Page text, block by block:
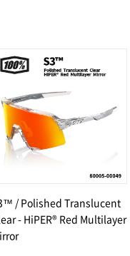
/ Polished Translucent
- HiPER® Red Multilayer